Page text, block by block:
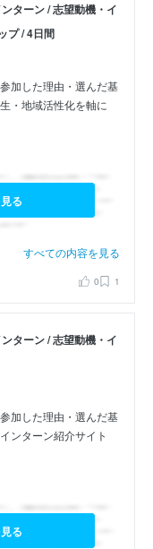
ターン / 志望動機・イ
プ / 4日間
加した理由・選んだ基
・地域活性化を軸に
る
すべての内容を見る
0 1
ターン / 志望動機・イ
加した理由・選んだ基
ンターン紹介サイト
る